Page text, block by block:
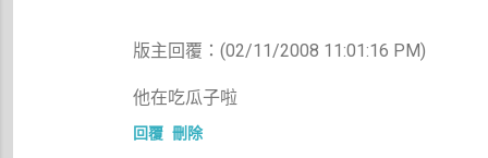
版主回覆：(02/11/2008 11:01:16 PM)
他在吃瓜子啦
回覆 刪除